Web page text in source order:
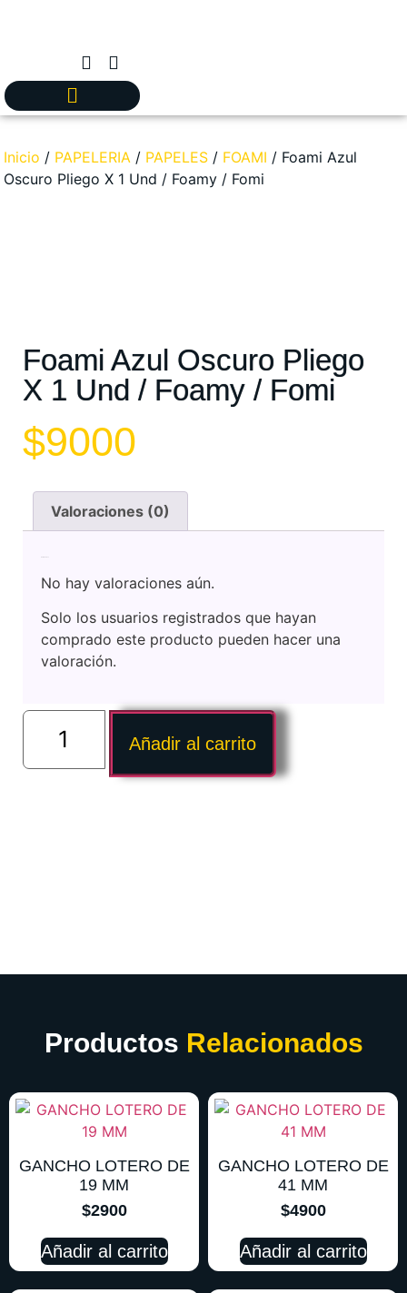
Inicio / PAPELERIA / PAPELES / FOAMI / Foami Azul
Oscuro Pliego X 1 Und / Foamy / Fomi
Foami Azul Oscuro Pliego
X 1 Und / Foamy / Fomi
$9000
Valoraciones (0)
No hay valoraciones aún.
Solo los usuarios registrados que hayan
comprado este producto pueden hacer una
valoración.
Añadir al carrito
Productos Relacionados
GANCHO LOTERO DE
19 MM
$2900
Añadir al carrito
GANCHO LOTERO DE
41 MM
$4900
Añadir al carrito